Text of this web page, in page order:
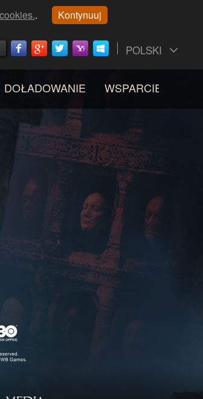
. Kontynuuj
POLSKI
DOŁADOWANIE WSPARCIE